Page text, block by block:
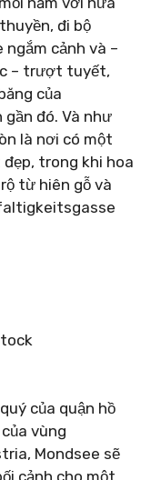
đi bộ
ngắm cảnh và –
– trượt tuyết,
của
đó. Và như
là nơi có một
trong khi hoa
từ hiên gỗ và
của quận hồ
vùng
Mondsee sẽ
cảnh cho một